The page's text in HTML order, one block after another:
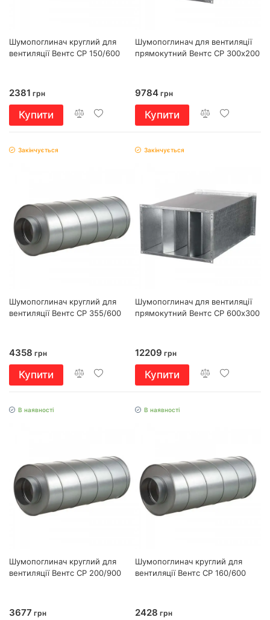
Шумопоглинач круглий для
вентиляції Вентс СР 150/600
2381 грн
Купити
Шумопоглинач для вентиляції
прямокутний Вентс СР 300х200
9784 грн
Купити
Закінчується
Шумопоглинач круглий для
вентиляції Вентс СР 355/600
4358 грн
Купити
Закінчується
Шумопоглинач для вентиляції
прямокутний Вентс СР 600х300
12209 грн
Купити
В наявності
Шумопоглинач круглий для
вентиляції Вентс СР 200/900
3677 грн
В наявності
Шумопоглинач круглий для
вентиляції Вентс СР 160/600
2428 грн